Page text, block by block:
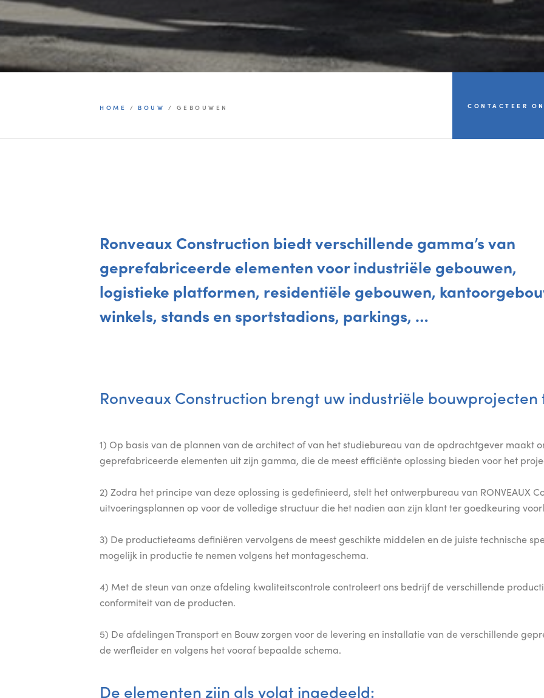
HOME / BOUW / GEBOUWEN CONTACTEER
Ronveaux Construction biedt verschillende gamma’s van
geprefabriceerde elementen voor industriële gebouwen,
logistieke platformen, residentiële gebouwen,
winkels, stands en sportstadions, parkings, …
Ronveaux Construction brengt uw industriële
1) Op basis van de plannen van de architect of van het studiebureau van de opdrachtgever maakt
geprefabriceerde elementen uit zijn gamma, die de meest efficiënte oplossing bieden voor het
2) Zodra het principe van deze oplossing is gedefinieerd, stelt het ontwerpbureau van RONVEAUX
uitvoeringsplannen op voor de volledige structuur die het nadien aan zijn klant ter goedkeuring
3) De productieteams definiëren vervolgens de meest geschikte middelen en de juiste technische
mogelijk in productie te nemen volgens het montageschema.
4) Met de steun van onze afdeling kwaliteitscontrole controleert ons bedrijf de verschillende
conformiteit van de producten.
5) De afdelingen Transport en Bouw zorgen voor de levering en installatie van de verschillende
de werfleider en volgens het vooraf bepaalde schema.
De elementen zijn als volgt ingedeeld: